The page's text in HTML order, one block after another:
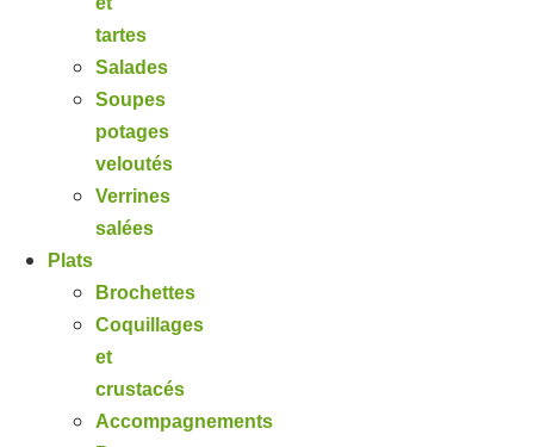
tartes
Salades
Soupes
potages
veloutés
Verrines
salées
Plats
Brochettes
Coquillages
et
crustacés
Accompagnements